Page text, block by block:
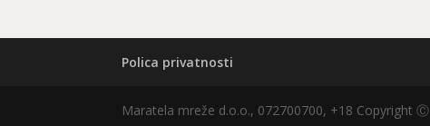
Polica privatnosti
Maratela mreže d.o.o., 072700700, +18 Copyright Ⓒ